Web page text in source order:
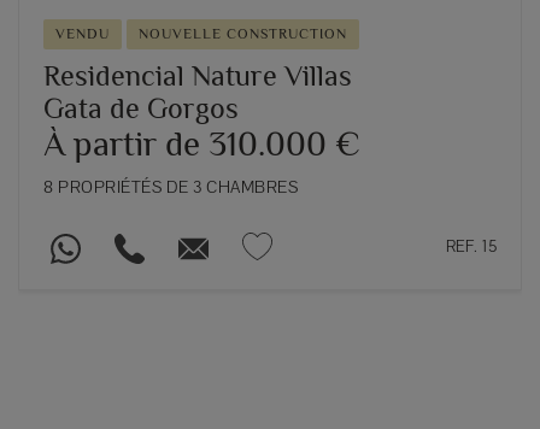
VENDU NOUVELLE CONSTRUCTION
Residencial Nature Villas
Gata de Gorgos
À partir de 310.000 €
8 PROPRIÉTÉS DE 3 CHAMBRES
REF. 15